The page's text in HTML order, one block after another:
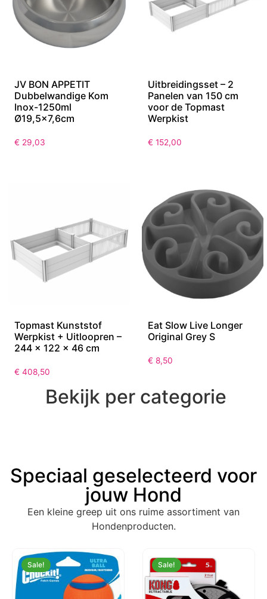
JV BON APPETIT
Dubbelwandige Kom
Inox-1250ml
Ø19,5×7,6cm
€ 29,03
Uitbreidingsset – 2
Panelen van 150 cm
voor de Topmast
Werpkist
€ 152,00
Topmast Kunststof
Werpkist + Uitloopren –
244 x 122 x 46 cm
€ 408,50
Eat Slow Live Longer
Original Grey S
€ 8,50
Bekijk per categorie
Speciaal geselecteerd voor
jouw Hond
Een kleine greep uit ons ruime assortiment van
Hondenproducten.
Sale! Sale!